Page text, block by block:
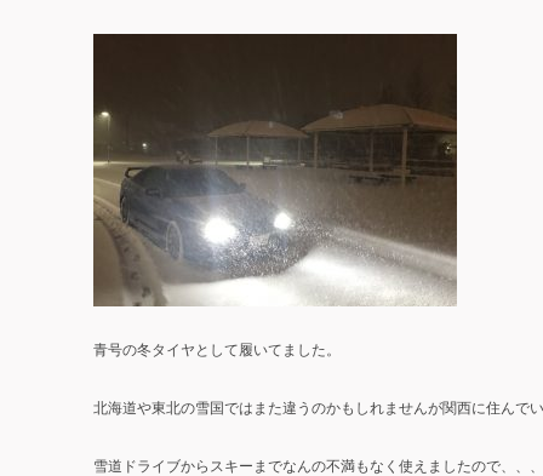
青号の冬タイヤとして履いてました。
北海道や東北の雪国ではまた違うのかもしれませんが関西に住んで
雪道ドライブからスキーまでなんの不満もなく使えましたので、、、